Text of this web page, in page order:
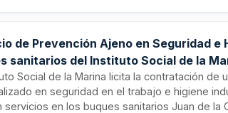
en el pliego de prescripciones técnicas.
de Prevención Ajeno en Seguridad e
sanitarios del Instituto Social de la
Social de la Marina licita la contratación de
en seguridad en el trabajo e higiene
servicios en los buques sanitarios Juan de la